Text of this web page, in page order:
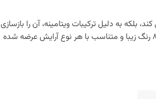
به دلیل ترکیبات ویتامینه، آن را بازسازی
می‌ کند. رژ لب جامد گلمور شاین کالیستا دارای ساختار جامد و بافتی نرم و روان جهت سهولت استفاده، در ۸ رنگ زیبا و متناسب با هر نوع آرایش عرضه شده